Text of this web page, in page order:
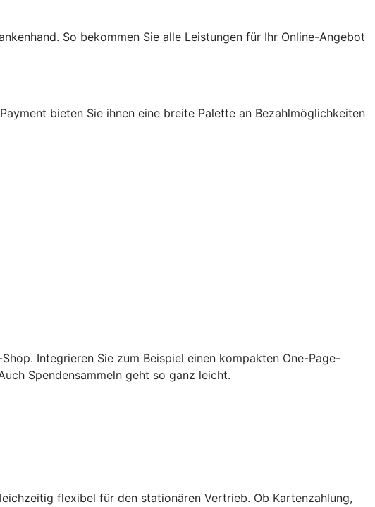
So bekommen Sie alle Leistungen für Ihr Online-Angebot
bieten Sie ihnen eine breite Palette an Bezahlmöglichkeiten
Integrieren Sie zum Beispiel einen kompakten One-Page-
Spendensammeln geht so ganz leicht.
flexibel für den stationären Vertrieb. Ob Kartenzahlung,